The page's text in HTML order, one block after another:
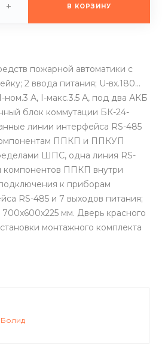
+ В КОРЗИНУ
пожарной автоматики с
2 ввода питания; U-вх.180…
ном.3 А, I-макс.3.5 А, под два АКБ
блок коммутации БК-24-
линии интерфейса RS-485
ППКП и ППКУП
ШПС, одна линия RS-
компонентов ППКП внутри
к приборам
RS-485 и 7 выходов питания;
700х600х225 мм. Дверь красного
монтажного комплекта
Болид